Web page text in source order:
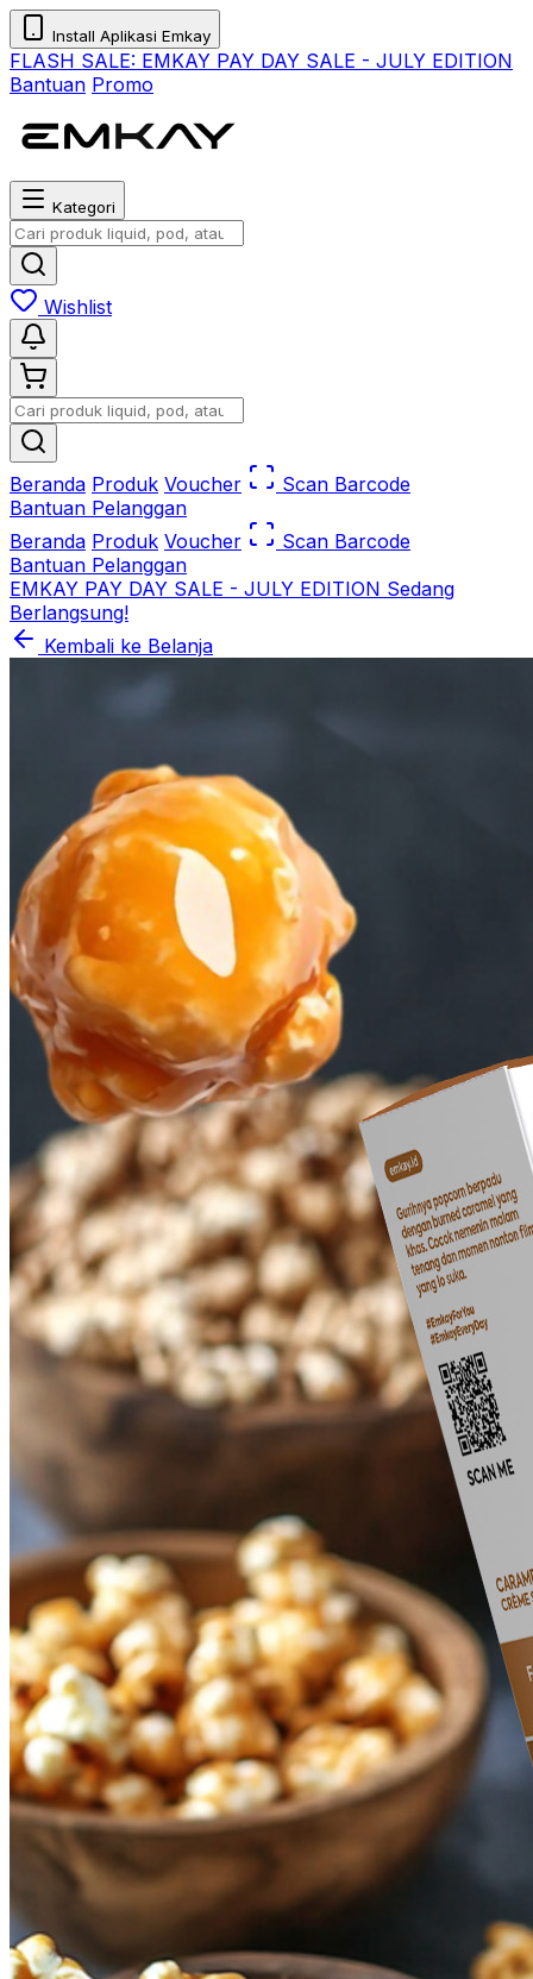
Install Aplikasi Emkay
FLASH SALE: EMKAY PAY DAY SALE - JULY EDITION
Bantuan Promo
Kategori
Wishlist
Beranda Produk Voucher
Scan Barcode
Bantuan Pelanggan
Beranda Produk Voucher
Scan Barcode
Bantuan Pelanggan
EMKAY PAY DAY SALE - JULY EDITION Sedang
Berlangsung!
Kembali ke Belanja